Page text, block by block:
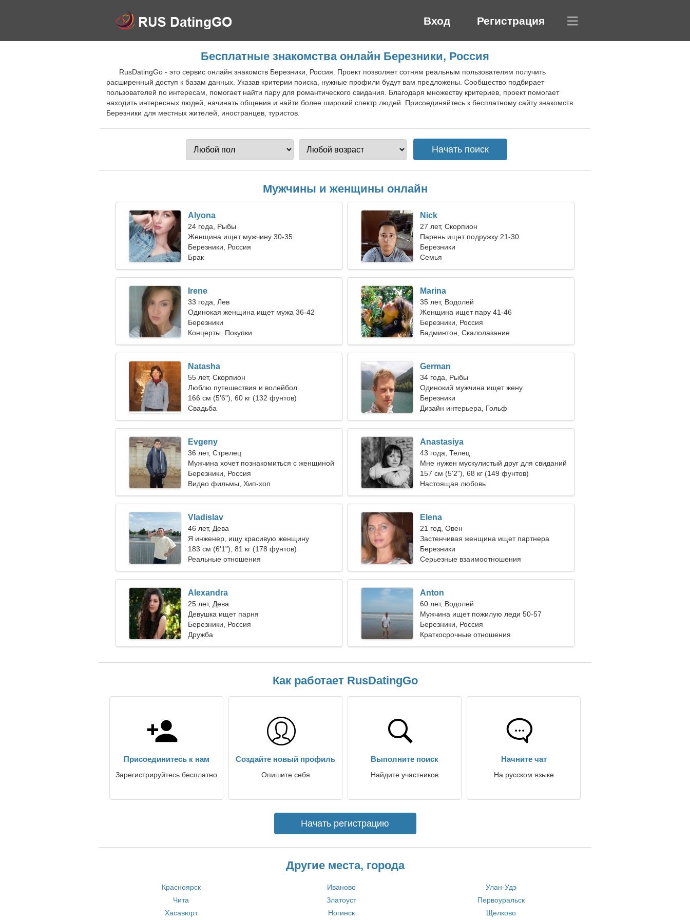
Вход Регистрация
Бесплатные знакомства онлайн Березники, Россия
RusDatingGo - это сервис онлайн знакомств Березники, Россия. Проект позволяет сотням реальным пользователям получить
расширенный доступ к базам данных. Указав критерии поиска, нужные профили будут вам предложены. Сообщество подбирает
пользователей по интересам, помогает найти пару для романтического свидания. Благодаря множеству критериев, проект помогает
находить интересных людей, начинать общения и найти более широкий спектр людей. Присоединяйтесь к бесплатному сайту знакомств
Березники для местных жителей, иностранцев, туристов.
Мужчины и женщины онлайн
Alyona
24 года, Рыбы
Женщина ищет мужчину 30-35
Березники, Россия
Брак
Nick
27 лет, Скорпион
Парень ищет подружку 21-30
Березники
Семья
Irene
33 года, Лев
Одинокая женщина ищет мужа 36-42
Березники
Концерты, Покупки
Marina
35 лет, Водолей
Женщина ищет пару 41-46
Березники, Россия
Бадминтон, Скалолазание
Natasha
55 лет, Скорпион
Люблю путешествия и волейбол
166 см (5'6"), 60 кг (132 фунтов)
Свадьба
German
34 года, Рыбы
Одинокий мужчина ищет жену
Березники
Дизайн интерьера, Гольф
Evgeny
36 лет, Стрелец
Мужчина хочет познакомиться с женщиной
24-33
Березники, Россия
Видео фильмы, Хип-хоп
Anastasiya
43 года, Телец
Мне нужен мускулистый друг для свиданий
157 см (5'2"), 68 кг (149 фунтов)
Настоящая любовь
Vladislav
46 лет, Дева
Я инженер, ищу красивую женщину
183 см (6'1"), 81 кг (178 фунтов)
Реальные отношения
Elena
21 год, Овен
Застенчивая женщина ищет партнера
Березники
Серьезные взаимоотношения
Alexandra
25 лет, Дева
Девушка ищет парня
Березники, Россия
Дружба
Anton
60 лет, Водолей
Мужчина ищет пожилую леди 50-57
Березники, Россия
Краткосрочные отношения
Как работает RusDatingGo
Присоединитесь к нам
Зарегистрируйтесь бесплатно
Создайте новый профиль
Опишите себя
Выполните поиск
Найдите участников
Начните чат
На русском языке
Начать регистрацию
Другие места, города
Красноярск Иваново
Улан-Удэ
Чита
Златоуст
Первоуральск
Хасавюрт
Ногинск Щелково